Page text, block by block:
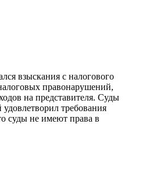
взыскания с налогового
правонарушений,
на представителя. Суды
требования
суды не имеют права в